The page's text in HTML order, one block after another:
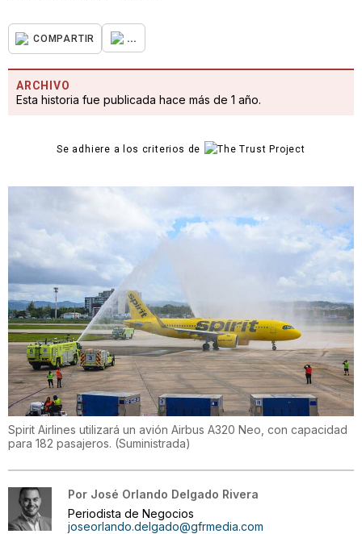
COMPARTIR ...
ARCHIVO
Esta historia fue publicada hace más de 1 año.
Se adhiere a los criterios de
Spirit Airlines utilizará un avión Airbus A320 Neo, con capacidad
para 182 pasajeros. (Suministrada)
Por José Orlando Delgado Rivera
Periodista de Negocios
joseorlando.delgado@gfrmedia.com